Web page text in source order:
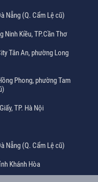
Nẵng (Q. Cẩm Lệ cũ)
Ninh Kiều, TP.Cần Thơ
Tân An, phường Long
Phong, phường Tam
TP. Hà Nội
Nẵng (Q. Cẩm Lệ cũ)
Khánh Hòa